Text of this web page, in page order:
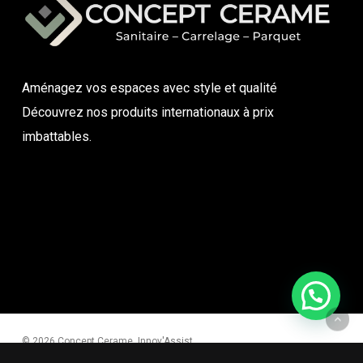
Aménagez vos espaces avec style et qualité
Découvrez nos produits internationaux à prix
imbattables.
© 2026 Concept Cerame. Innov'Assist